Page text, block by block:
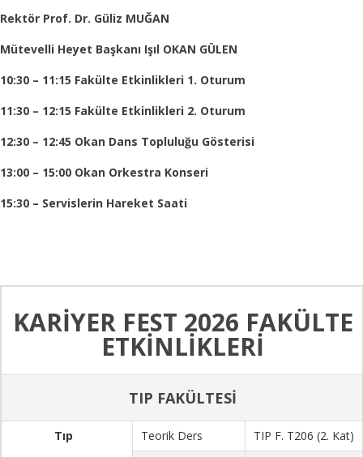
Rektör Prof. Dr. Güliz MUĞAN
Mütevelli Heyet Başkanı Işıl OKAN GÜLEN
10:30 – 11:15 Fakülte Etkinlikleri 1. Oturum
11:30 – 12:15 Fakülte Etkinlikleri 2. Oturum
12:30 – 12:45 Okan Dans Topluluğu Gösterisi
13:00 – 15:00 Okan Orkestra Konseri
15:30 – Servislerin Hareket Saati
KARİYER FEST 2026 FAKÜLTE
ETKİNLİKLERİ
TIP FAKÜLTESİ
Tıp Teorik Ders
TIP F. T206 (2. Kat)